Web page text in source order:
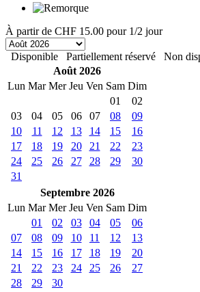
À partir de CHF 15.00 pour 1/2 jour
Disponible Partiellement réservé
Non
Août 2026
Lun Mar Mer Jeu Ven Sam Dim
01
02
03
04 05 06 07 08
09
10
11 12 13 14 15
16
17
18 19 20 21 22
23
24
25 26 27 28 29
30
31
Septembre 2026
Lun Mar Mer Jeu Ven Sam Dim
01
02 03 04 05
06
07
08 09 10 11 12
13
14
15 16 17 18 19
20
21
22 23 24 25 26
27
28
29 30